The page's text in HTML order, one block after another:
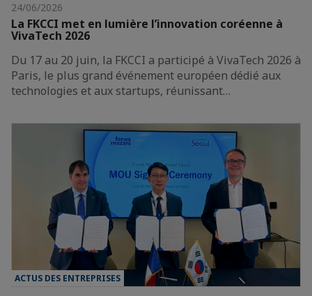
24/06/2026
La FKCCI met en lumière l’innovation coréenne à
VivaTech 2026
Du 17 au 20 juin, la FKCCI a participé à VivaTech 2026 à
Paris, le plus grand événement européen dédié aux
technologies et aux startups, réunissant…
ACTUS DES ENTREPRISES